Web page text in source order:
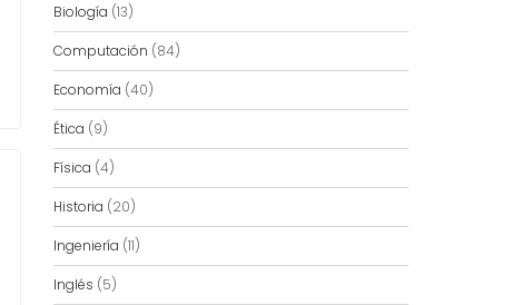
Biología (13)
Computación (84)
Economía (40)
Ética (9)
Física (4)
Historia (20)
Ingeniería (11)
Inglés (5)